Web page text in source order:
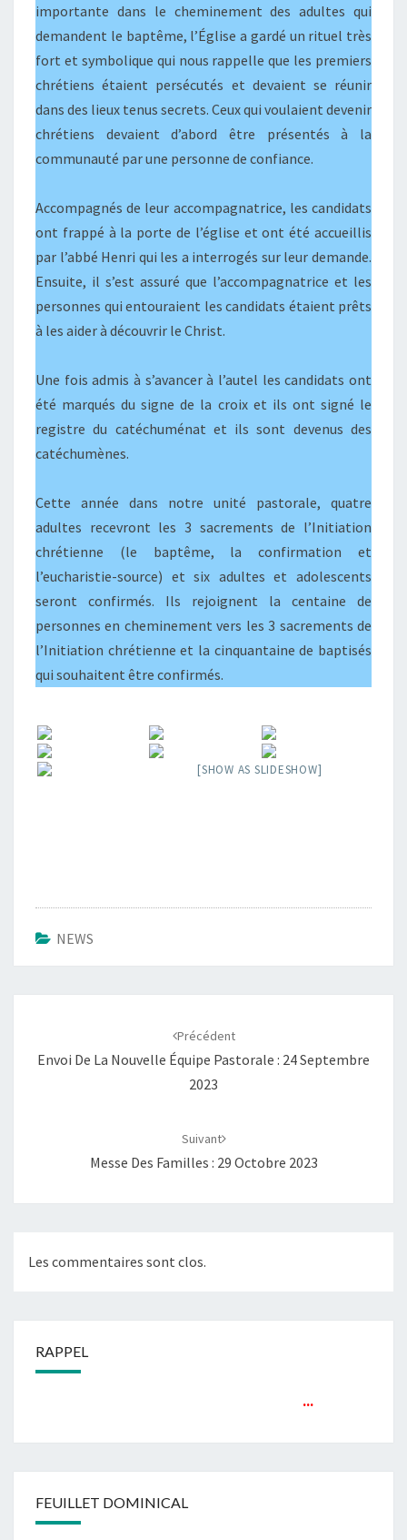
importante dans le cheminement des adultes qui
demandent le baptême, l’Église a gardé un rituel très
fort et symbolique qui nous rappelle que les premiers
chrétiens étaient persécutés et devaient se réunir
dans des lieux tenus secrets. Ceux qui voulaient devenir
chrétiens devaient d’abord être présentés à la
communauté par une personne de confiance.
Accompagnés de leur accompagnatrice, les candidats
ont frappé à la porte de l’église et ont été accueillis
par l’abbé Henri qui les a interrogés sur leur demande.
Ensuite, il s’est assuré que l’accompagnatrice et les
personnes qui entouraient les candidats étaient prêts
à les aider à découvrir le Christ.
Une fois admis à s’avancer à l’autel les candidats ont
été marqués du signe de la croix et ils ont signé le
registre du catéchuménat et ils sont devenus des
catéchumènes.
Cette année dans notre unité pastorale, quatre
adultes recevront les 3 sacrements de l’Initiation
chrétienne (le baptême, la confirmation et
l’eucharistie-source) et six adultes et adolescents
seront confirmés. Ils rejoignent la centaine de
personnes en cheminement vers les 3 sacrements de
l’Initiation chrétienne et la cinquantaine de baptisés
qui souhaitent être confirmés.
[SHOW AS SLIDESHOW]
NEWS
Précédent
Envoi De La Nouvelle Équipe Pastorale : 24 Septembre
2023
Suivant
Messe Des Familles : 29 Octobre 2023
Les commentaires sont clos.
RAPPEL
FEUILLET DOMINICAL